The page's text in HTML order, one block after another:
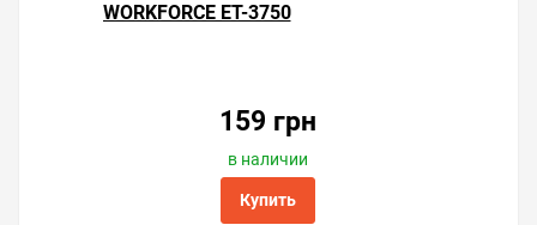
WORKFORCE ET-3750
159 грн
в наличии
Купить